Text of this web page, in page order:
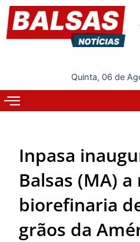
para
Quinta, 06 de
Inpasa
Balsas (MA)
biorefinaria
grãos da